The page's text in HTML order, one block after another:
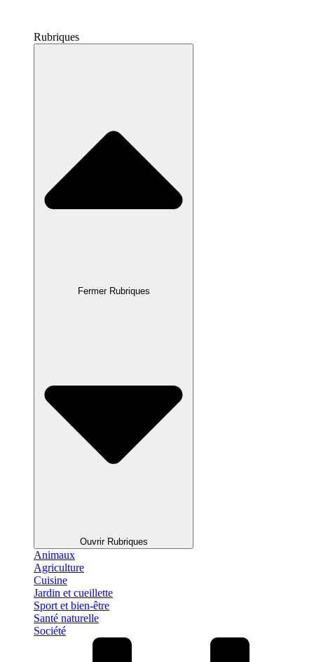
Rubriques
Fermer Rubriques
Ouvrir Rubriques
Animaux
Agriculture
Cuisine
Jardin et cueillette
Sport et bien-être
Santé naturelle
Société